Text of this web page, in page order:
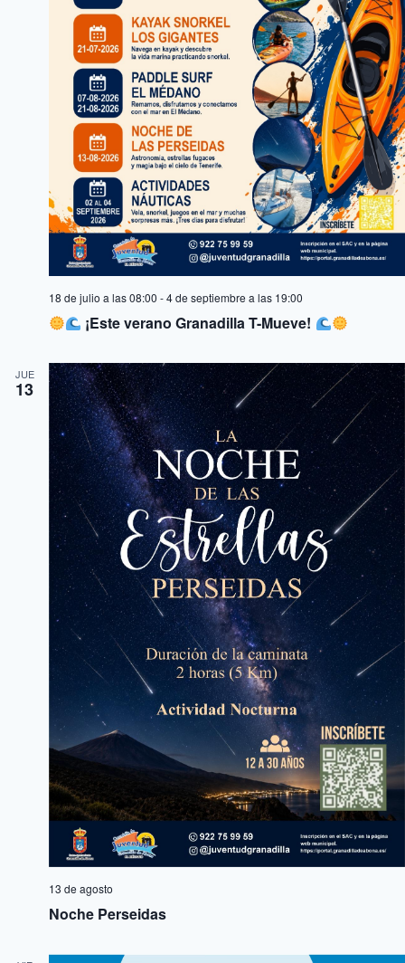
¡Este verano Granadilla T-Mueve!
18 de julio a las 08:00 -4 de septiembre a las 19:00
JUE
13
Noche Perseidas
13 de agosto